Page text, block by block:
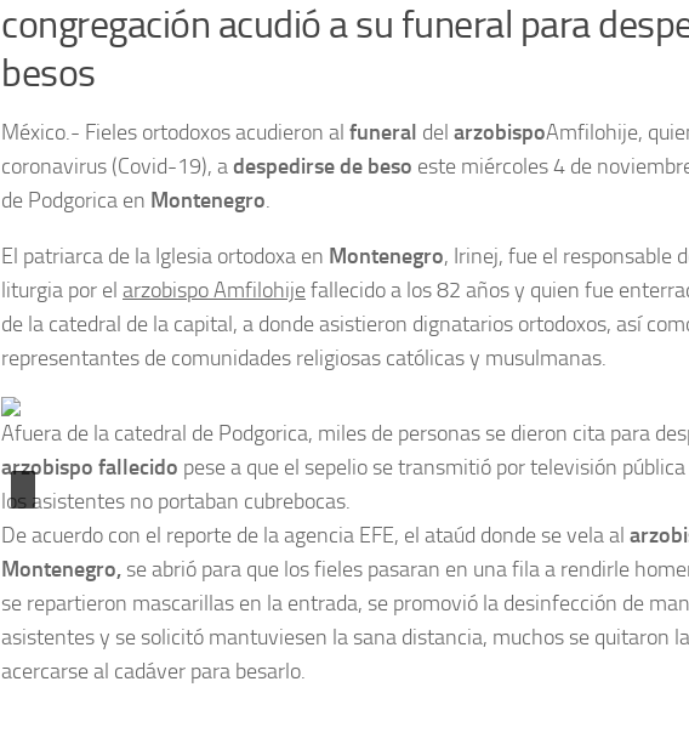
congregación acudió a su funeral para
besos
México.- Fieles ortodoxos acudieron al funeral del arzobispoAmfilohije,
coronavirus (Covid-19), adespedirse de beso este miércoles 4 de
de Podgorica en Montenegro.
El patriarca de la Iglesia ortodoxa en Montenegro, Irinej, fue el responsable
liturgia por el arzobispo Amfilohijefallecido a los 82 años y quien fue
de la catedral de la capital, a donde asistieron dignatarios ortodoxos, así
representantes de comunidades religiosas católicas y musulmanas.
Afuera de la catedral de Podgorica, miles de personas se dieron cita para
arzobispo fallecido pese a que el sepelio se transmitió por televisión
los asistentes no portaban cubrebocas.
De acuerdo con el reporte de la agencia EFE, el ataúd donde se vela al
Montenegro, se abrió para que los fieles pasaran en una fila a rendirle
se repartieron mascarillas en la entrada, se promovió la desinfección de
asistentes y se solicitó mantuviesen la sana distancia, muchos se quitaron
acercarse al cadáver para besarlo.